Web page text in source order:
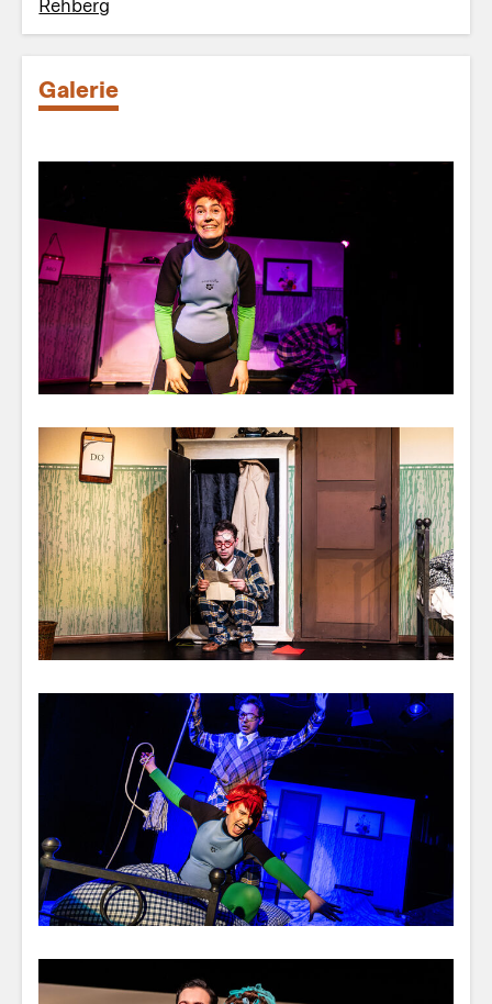
Galerie